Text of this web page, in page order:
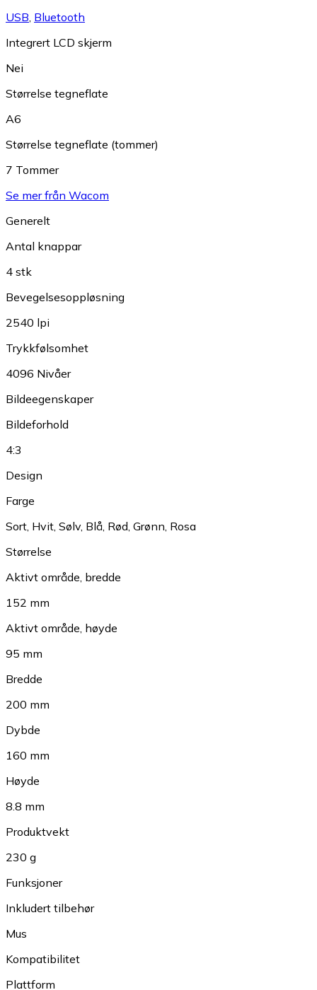
USB, Bluetooth
Integrert LCD skjerm
Nei
Størrelse tegneflate
A6
Størrelse tegneflate (tommer)
7 Tommer
Se mer från Wacom
Generelt
Antal knappar
4 stk
Bevegelsesoppløsning
2540 lpi
Trykkfølsomhet
4096 Nivåer
Bildeegenskaper
Bildeforhold
4:3
Design
Farge
Sort, Hvit, Sølv, Blå, Rød, Grønn, Rosa
Størrelse
Aktivt område, bredde
152 mm
Aktivt område, høyde
95 mm
Bredde
200 mm
Dybde
160 mm
Høyde
8.8 mm
Produktvekt
230 g
Funksjoner
Inkludert tilbehør
Mus
Kompatibilitet
Plattform